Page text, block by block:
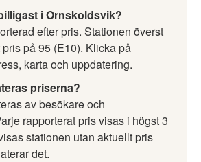
i Ornskoldsvik?
efter pris. Stationen överst
på 95 (E10). Klicka på
karta och uppdatering.
priserna?
av besökare och
rapporterat pris visas i högst 3
stationen utan aktuellt pris
det.